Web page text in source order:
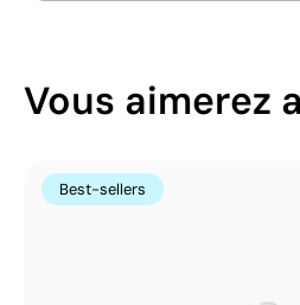
Vous aimerez
Best-sellers